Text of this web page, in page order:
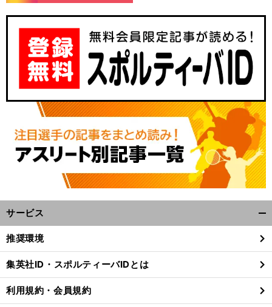
サービス
閉
る
推奨環境
集英社ID・スポルティーバIDとは
利用規約・会員規約